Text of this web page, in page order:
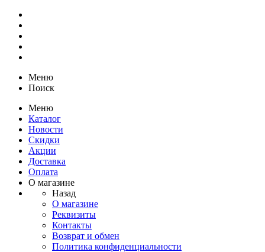
Меню
Поиск
Меню
Каталог
Новости
Скидки
Акции
Доставка
Оплата
О магазине
Назад
О магазине
Реквизиты
Контакты
Возврат и обмен
Политика конфиденциальности